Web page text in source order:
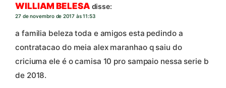
WILLIAM BELESA disse:
27 de novembro de 2017 às 11:53
a familia beleza toda e amigos esta pedindo a
contratacao do meia alex maranhao q saiu do
criciuma ele é o camisa 10 pro sampaio nessa serie b
de 2018.